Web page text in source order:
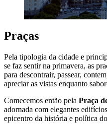
Praças
Pela tipologia da cidade e
se faz sentir na primavera, as
para descontrair, passear,
apreciar as vistas enquanto
Comecemos então pela Praça
adornada com elegantes
epicentro da história e política